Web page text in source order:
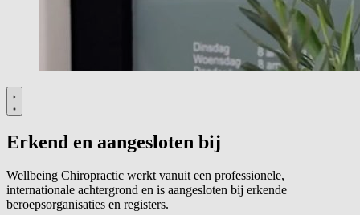
Erkend en aangesloten bij
Wellbeing Chiropractic werkt vanuit een professionele,
internationale achtergrond en is aangesloten bij erkende
beroepsorganisaties en registers.